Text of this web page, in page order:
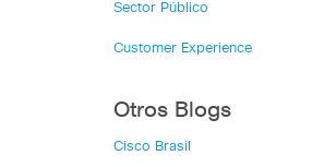
Sector Público
Customer Experience
Otros Blogs
Cisco Brasil